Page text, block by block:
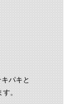
パキと
。